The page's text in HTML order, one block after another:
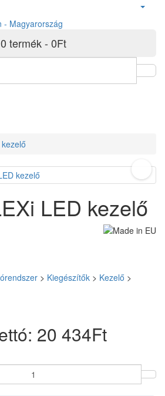
0 termék - 0Ft
LED kezelő
> Kiegészítők > Kezelő >
20 434Ft